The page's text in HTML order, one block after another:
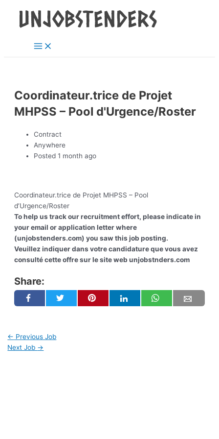
content
Menu
Coordinateur.trice de Projet
MHPSS – Pool d'Urgence/Roster
Contract
Anywhere
Posted 1 month ago
Coordinateur.trice de Projet MHPSS – Pool
d’Urgence/Roster
To help us track our recruitment effort, please indicate in
your email or application letter where
(unjobstenders.com) you saw this job posting.
Veuillez indiquer dans votre candidature que vous avez
consulté cette offre sur le site web unjobstnders.com
Share:
navigation
← Previous Job
Next Job →